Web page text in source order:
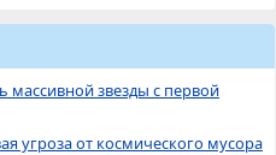
массивной звезды с первой
угроза от космического мусора